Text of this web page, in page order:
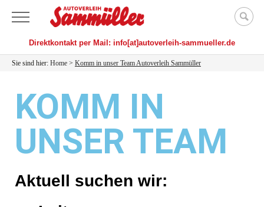
Direktkontakt per Mail: info[at]autoverleih-sammueller.de
Sie sind hier: Home > Komm in unser Team Autoverleih Sammüller
KOMM IN
UNSER TEAM
Aktuell suchen wir: